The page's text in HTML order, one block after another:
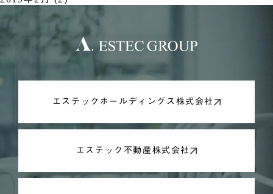
エステックホールディングス株式会社
エステック不動産株式会社